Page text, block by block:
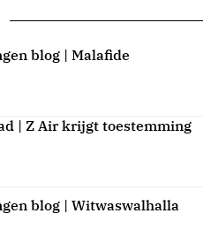
blog | Malafide
| Z Air krijgt toestemming
blog | Witwaswalhalla